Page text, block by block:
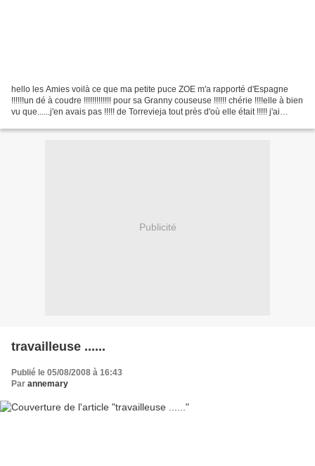
hello les Amies voilà ce que ma petite puce ZOE m'a rapporté d'Espagne
!!!!!!un dé à coudre !!!!!!!!!!!!! pour sa Granny couseuse !!!!!! chérie !!!!elle à bien
vu que......j'en avais pas !!!!! de Torrevieja tout près d'où elle était !!!!! j'ai
Publicité
travailleuse ......
Publié le 05/08/2008 à 16:43
Par annemary